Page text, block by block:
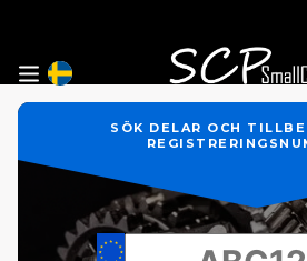
SÖK DELAR OCH